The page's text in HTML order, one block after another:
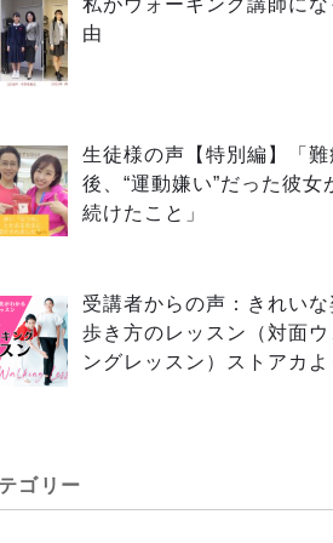
由
生徒様の声【特別編】「難
後、“運動嫌い”だった彼女
続けたこと」
受講者からの声：きれいな
歩き方のレッスン（対面ウ
ングレッスン）ストアカよ
ゴリー